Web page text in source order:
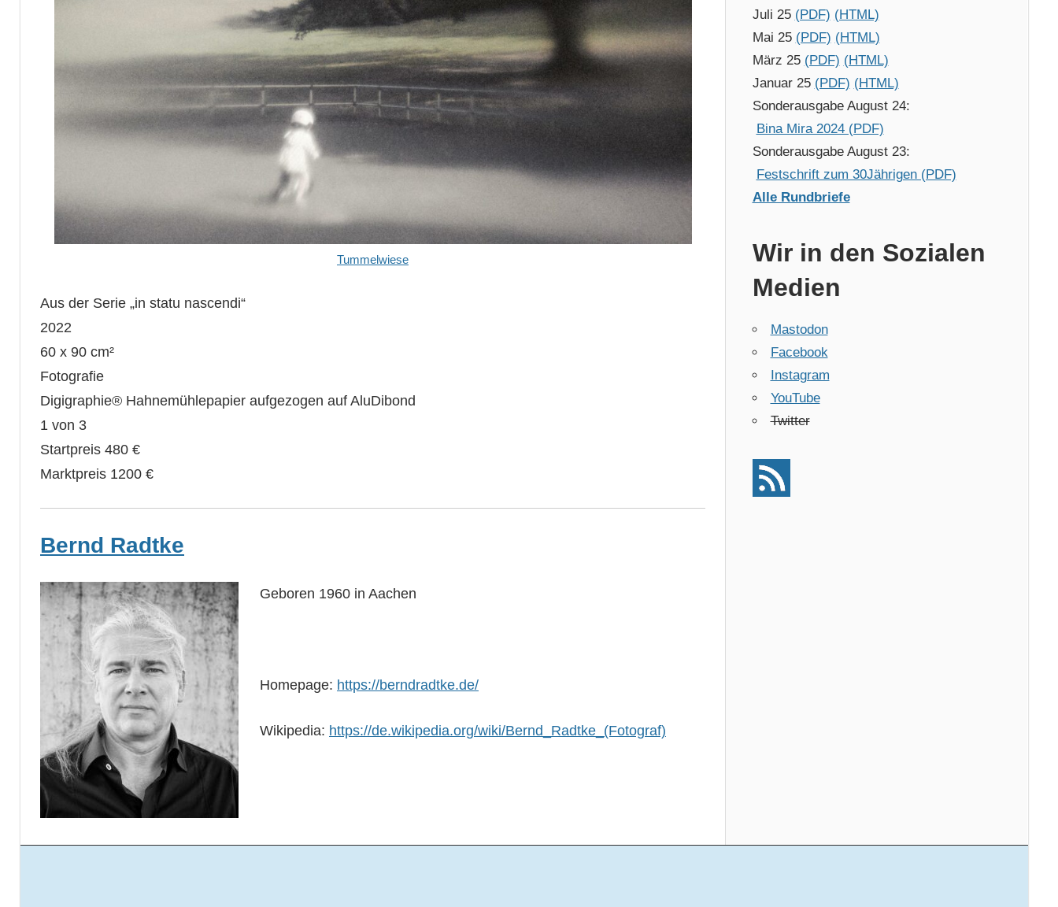
Tummelwiese
Aus der Serie „in statu nascendi“
2022
60 x 90 cm²
Fotografie
Digigraphie® Hahnemühlepapier aufgezogen auf AluDibond
1 von 3
Startpreis 480 €
Marktpreis 1200 €
Bernd Radtke
Geboren 1960 in Aachen
Homepage: https://berndradtke.de/
Wikipedia: https://de.wikipedia.org/wiki/Bernd_Radtke_(Fotograf)
Juli 25 (PDF) (HTML)
Mai 25 (PDF) (HTML)
März 25 (PDF) (HTML)
Januar 25 (PDF) (HTML)
Sonderausgabe August 24:
Bina Mira 2024 (PDF)
Sonderausgabe August 23:
Festschrift zum 30Jährigen (PDF)
Alle Rundbriefe
Wir in den Sozialen
Medien
Mastodon
Facebook
Instagram
YouTube
Twitter